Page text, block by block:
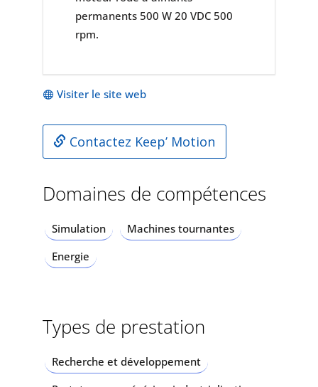
permanents 500 W 20 VDC 500
rpm.
Visiter le site web
Contactez Keep’ Motion
Domaines de compétences
Simulation
Machines tournantes
Energie
Types de prestation
Recherche et développement